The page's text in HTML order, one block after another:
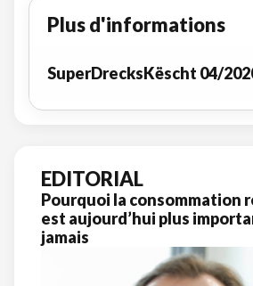
Plus d'informations
SuperDrecksKëscht 04/
EDITORIAL
Pourquoi la consommation
est aujourd’hui plus
jamais